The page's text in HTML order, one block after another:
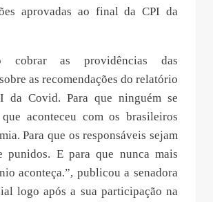
aprovadas ao final da CPI da
cobrar as providências das
as recomendações do relatório
da Covid. Para que ninguém se
aconteceu com os brasileiros
Para que os responsáveis sejam
punidos. E para que nunca mais
aconteça.”, publicou a senadora
logo após a sua participação na